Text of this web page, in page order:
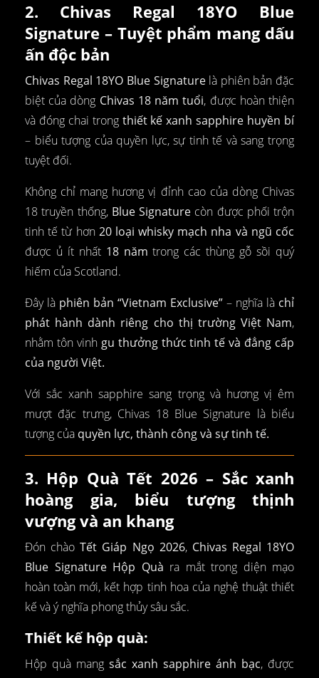
2. Chivas Regal 18YO Blue
Signature – Tuyệt phẩm mang dấu
ấn độc bản
Chivas Regal 18YO Blue Signaturelà phiên bản đặc
biệt của dòng Chivas 18 năm tuổi, được hoàn thiện
và đóng chai trong thiết kế xanh sapphire huyền bí
– biểu tượng của quyền lực, sự tinh tế và sang trọng
tuyệt đối.
Không chỉ mang hương vị đỉnh cao của dòng Chivas
18 truyền thống, Blue Signature còn được phối trộn
tinh tế từ hơn 20 loại whisky mạch nha và ngũ cốc
được ủ ít nhất 18 năm trong các thùng gỗ sồi quý
hiếm của Scotland.
Đây là phiên bản “Vietnam Exclusive” – nghĩa là chỉ
phát hành dành riêng cho thị trường Việt Nam,
nhằm tôn vinh gu thưởng thức tinh tế và đẳng cấp
của người Việt.
Với sắc xanh sapphire sang trọng và hương vị êm
mượt đặc trưng, Chivas 18 Blue Signature là biểu
tượng của quyền lực, thành công và sự tinh tế.
3. Hộp Quà Tết 2026 – Sắc xanh
hoàng gia, biểu tượng thịnh
vượng và an khang
Đón chàoTết Giáp Ngọ 2026, Chivas Regal 18YO
Blue Signature Hộp Quà ra mắt trong diện mạo
hoàn toàn mới, kết hợp tinh hoa của nghệ thuật thiết
kế và ý nghĩa phong thủy sâu sắc.
Thiết kế hộp quà:
Hộp quà mang sắc xanh sapphire ánh bạc, được